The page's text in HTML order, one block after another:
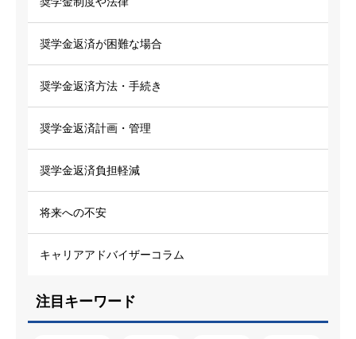
奨学金返済が困難な場合
奨学金返済方法・手続き
奨学金返済計画・管理
奨学金返済負担軽減
将来への不安
キャリアアドバイザーコラム
注目キーワード